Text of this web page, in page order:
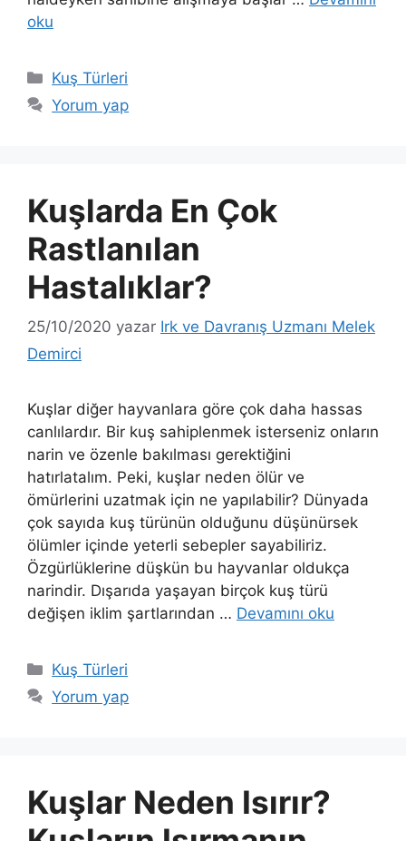
oku
Kategoriler
Kuş Türleri
Yorum yap
Kuşlarda En Çok
Rastlanılan
Hastalıklar?
25/10/2020 yazar Irk ve Davranış Uzmanı Melek
Demirci
Kuşlar diğer hayvanlara göre çok daha hassas
canlılardır. Bir kuş sahiplenmek isterseniz onların
narin ve özenle bakılması gerektiğini
hatırlatalım. Peki, kuşlar neden ölür ve
ömürlerini uzatmak için ne yapılabilir? Dünyada
çok sayıda kuş türünün olduğunu düşünürsek
ölümler içinde yeterli sebepler sayabiliriz.
Özgürlüklerine düşkün bu hayvanlar oldukça
narindir. Dışarıda yaşayan birçok kuş türü
değişen iklim şartlarından … Devamını oku
Kategoriler
Kuş Türleri
Yorum yap
Kuşlar Neden Isırır?